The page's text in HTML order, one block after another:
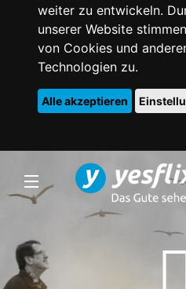
weiter zu entwickeln.
unserer Website
von Cookies und
Technologien zu.
Alle akzeptieren